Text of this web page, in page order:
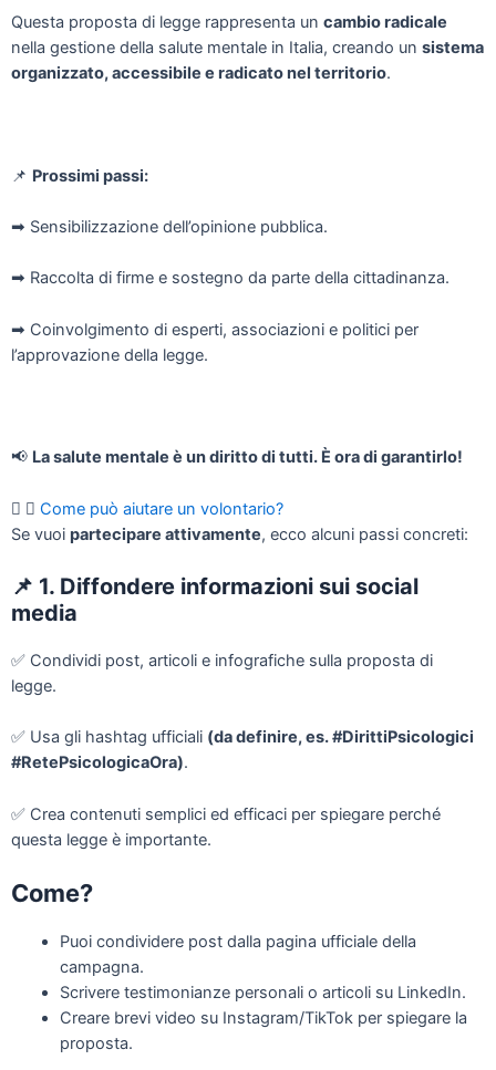
Questa proposta di legge rappresenta un cambio radicale
nella gestione della salute mentale in Italia, creando un sistema
organizzato, accessibile e radicato nel territorio.
📌 Prossimi passi:
➡ Sensibilizzazione dell’opinione pubblica.
➡ Raccolta di firme e sostegno da parte della cittadinanza.
➡ Coinvolgimento di esperti, associazioni e politici per
l’approvazione della legge.
📢 La salute mentale è un diritto di tutti. È ora di garantirlo!
Come può aiutare un volontario?
Se vuoi partecipare attivamente, ecco alcuni passi concreti:
📌 1. Diffondere informazioni sui social
media
✅ Condividi post, articoli e infografiche sulla proposta di
legge.
✅ Usa gli hashtag ufficiali (da definire, es.#DirittiPsicologici
#RetePsicologicaOra).
✅ Crea contenuti semplici ed efficaci per spiegare perché
questa legge è importante.
Come?
Puoi condividere post dalla pagina ufficiale della
campagna.
Scrivere testimonianze personali o articoli su LinkedIn.
Creare brevi video su Instagram/TikTok per spiegare la
proposta.